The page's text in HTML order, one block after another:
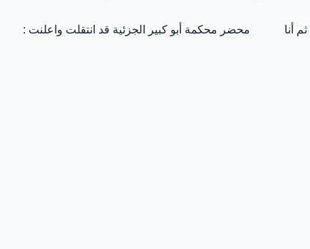
ثم أنا محضر محكمة أبو كبير الجزئية قد انتقلت واعلنت :